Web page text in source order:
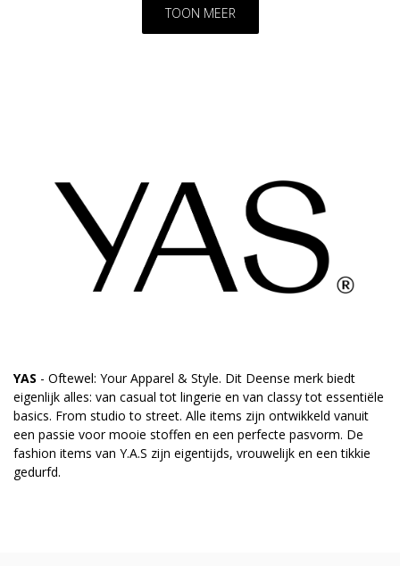
TOON MEER
YAS - Oftewel: Your Apparel & Style. Dit Deense merk biedt
eigenlijk alles: van casual tot lingerie en van classy tot essentiële
basics. From studio to street. Alle items zijn ontwikkeld vanuit
een passie voor mooie stoffen en een perfecte pasvorm. De
fashion items van Y.A.S zijn eigentijds, vrouwelijk en een tikkie
gedurfd.